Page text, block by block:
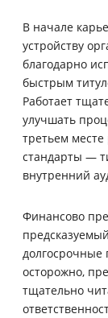
В начале
устройству
благодарно
быстрым
Работает
улучшать
третьем
стандарты —
внутренний
Финансово
осторожно,
тщательно